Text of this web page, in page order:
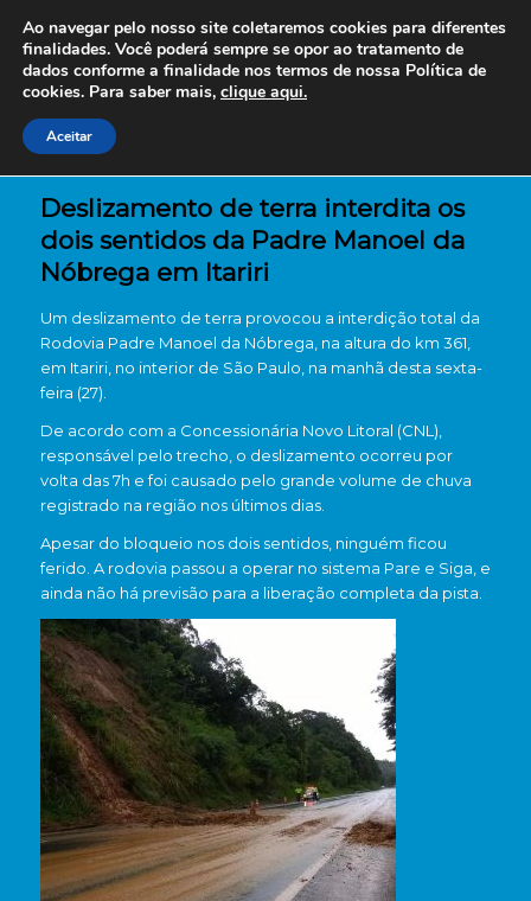
Deslizamento de terra interdita os
dois sentidos da Padre Manoel da
Nóbrega em Itariri
Um deslizamento de terra provocou a interdição total da
Rodovia Padre Manoel da Nóbrega, na altura do km 361,
em Itariri, no interior de São Paulo, na manhã desta sexta-
feira (27).
De acordo com a Concessionária Novo Litoral (CNL),
responsável pelo trecho, o deslizamento ocorreu por
volta das 7h e foi causado pelo grande volume de chuva
registrado na região nos últimos dias.
Apesar do bloqueio nos dois sentidos, ninguém ficou
ferido. A rodovia passou a operar no sistema Pare e Siga, e
ainda não há previsão para a liberação completa da pista.
Ao navegar pelo nosso site coletaremos cookies para diferentes
finalidades. Você poderá sempre se opor ao tratamento de
dados conforme a finalidade nos termos de nossa Política de
cookies. Para saber mais, clique aqui.
Aceitar